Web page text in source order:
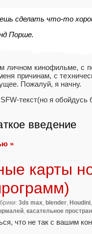
сделать что-то
Порше.
личном кинофильме, с
причинам, с
Пожалуй, я начну.
текст(но я обойдусь
введение
»
карты
3ds max, blender, Houdini,
, касательное
что не так с вашим